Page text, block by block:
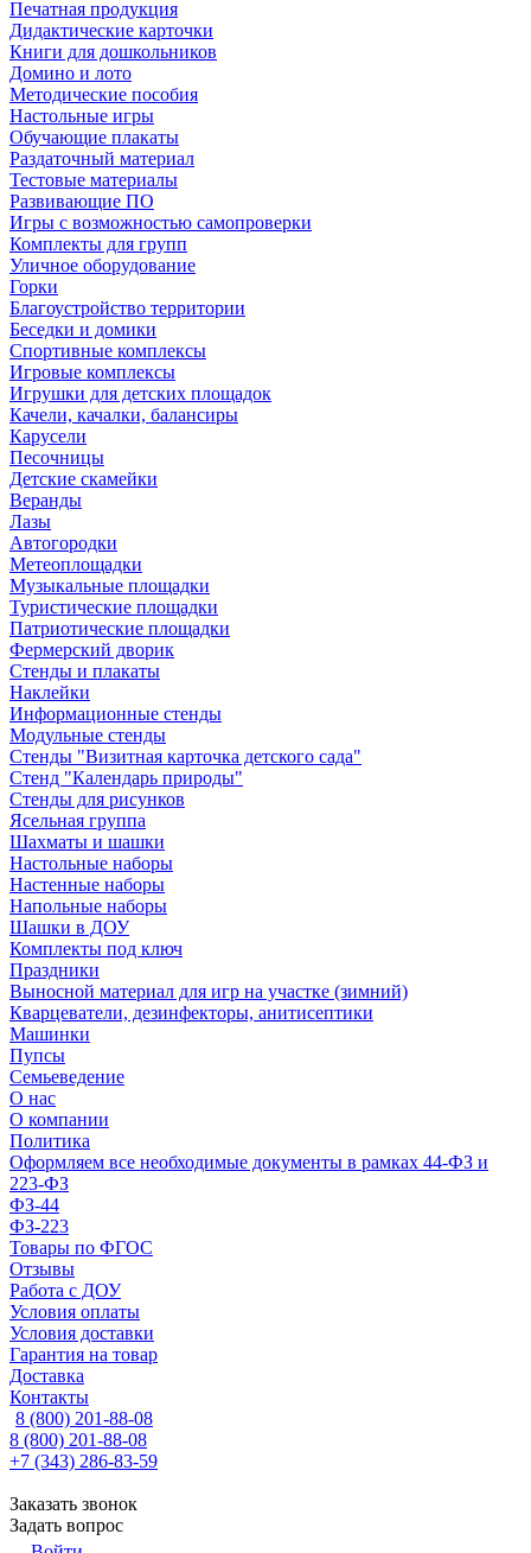
Печатная продукция
Дидактические карточки
Книги для дошкольников
Домино и лото
Методические пособия
Настольные игры
Обучающие плакаты
Раздаточный материал
Тестовые материалы
Развивающие ПО
Игры с возможностью самопроверки
Комплекты для групп
Уличное оборудование
Горки
Благоустройство территории
Беседки и домики
Спортивные комплексы
Игровые комплексы
Игрушки для детских площадок
Качели, качалки, балансиры
Карусели
Песочницы
Детские скамейки
Веранды
Лазы
Автогородки
Метеоплощадки
Музыкальные площадки
Туристические площадки
Патриотические площадки
Фермерский дворик
Стенды и плакаты
Наклейки
Информационные стенды
Модульные стенды
Стенды "Визитная карточка детского сада"
Стенд "Календарь природы"
Стенды для рисунков
Ясельная группа
Шахматы и шашки
Настольные наборы
Настенные наборы
Напольные наборы
Шашки в ДОУ
Комплекты под ключ
Праздники
Выносной материал для игр на участке (зимний)
Кварцеватели, дезинфекторы, анитисептики
Машинки
Пупсы
Семьеведение
О нас
О компании
Политика
Оформляем все необходимые документы в рамках 44-ФЗ и
223-ФЗ
ФЗ-44
ФЗ-223
Товары по ФГОС
Отзывы
Работа с ДОУ
Условия оплаты
Условия доставки
Гарантия на товар
Доставка
Контакты
8 (800) 201-88-08
8 (800) 201-88-08
+7 (343) 286-83-59
Заказать звонок
Задать вопрос